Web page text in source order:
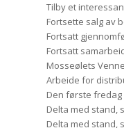
Tilby et
Fortsette salg av
Fortsatt
Fortsatt
Mosseølets
Arbeide for
Den første
Delta med stand,
Delta med stand,